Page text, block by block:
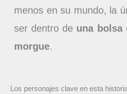
menos en su mundo, la
ser dentro de una bolsa
morgue.
Los personajes clave en esta